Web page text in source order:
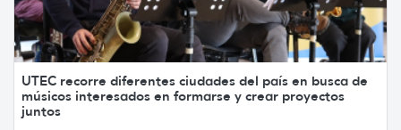
UTEC recorre diferentes ciudades del país en busca de
músicos interesados en formarse y crear proyectos
juntos